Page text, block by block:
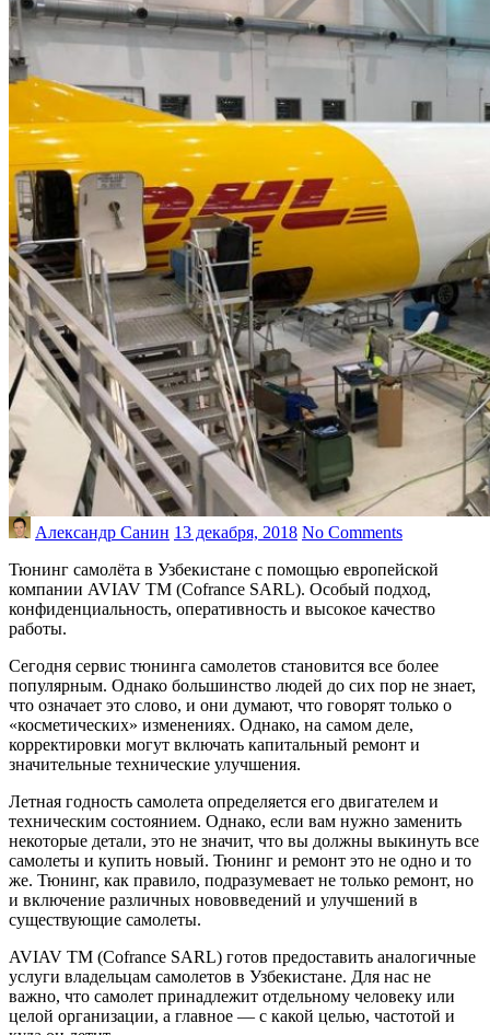
Александр Санин 13 декабря, 2018 No Comments
Тюнинг самолёта в Узбекистане с помощью европейской
компании AVIAV TM (Сofrance SARL). Особый подход,
конфиденциальность, оперативность и высокое качество
работы.
Сегодня сервис тюнинга самолетов становится все более
популярным. Однако большинство людей до сих пор не знает,
что означает это слово, и они думают, что говорят только о
«косметических» изменениях. Однако, на самом деле,
корректировки могут включать капитальный ремонт и
значительные технические улучшения.
Летная годность самолета определяется его двигателем и
техническим состоянием. Однако, если вам нужно заменить
некоторые детали, это не значит, что вы должны выкинуть все
самолеты и купить новый. Тюнинг и ремонт это не одно и то
же. Тюнинг, как правило, подразумевает не только ремонт, но
и включение различных нововведений и улучшений в
существующие самолеты.
AVIAV ТМ (Сofrance SARL) готов предоставить аналогичные
услуги владельцам самолетов в Узбекистане. Для нас не
важно, что самолет принадлежит отдельному человеку или
целой организации, а главное — с какой целью, частотой и